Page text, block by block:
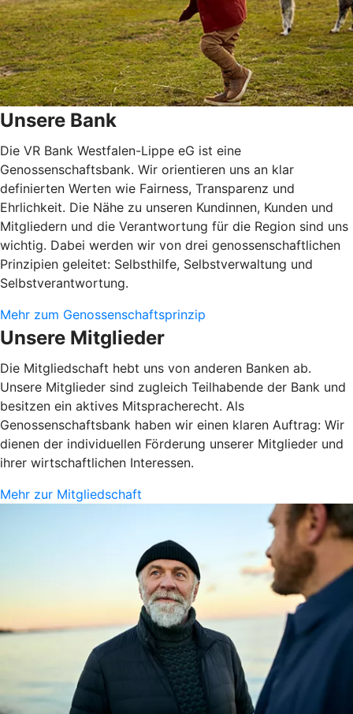
Unsere Bank
Die VR Bank Westfalen-Lippe eG ist eine
Genossenschaftsbank. Wir orientieren uns an klar
definierten Werten wie Fairness, Transparenz und
Ehrlichkeit. Die Nähe zu unseren Kundinnen, Kunden und
Mitgliedern und die Verantwortung für die Region sind uns
wichtig. Dabei werden wir von drei genossenschaftlichen
Prinzipien geleitet: Selbsthilfe, Selbstverwaltung und
Selbstverantwortung.
Mehr zum Genossenschaftsprinzip
Unsere Mitglieder
Die Mitgliedschaft hebt uns von anderen Banken ab.
Unsere Mitglieder sind zugleich Teilhabende der Bank und
besitzen ein aktives Mitspracherecht. Als
Genossenschaftsbank haben wir einen klaren Auftrag: Wir
dienen der individuellen Förderung unserer Mitglieder und
ihrer wirtschaftlichen Interessen.
Mehr zur Mitgliedschaft